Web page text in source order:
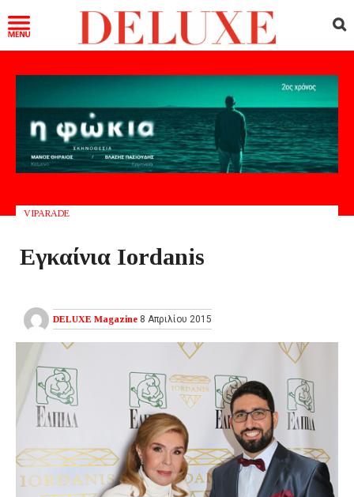
VIPARADE
Εγκαίνια Iordanis
DELUXE Magazine 8 Απριλίου 2015